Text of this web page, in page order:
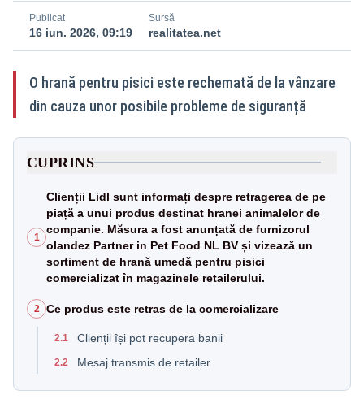
Publicat
16 iun. 2026, 09:19
Sursă
realitatea.net
O hrană pentru pisici este rechemată de la vânzare
din cauza unor posibile probleme de siguranță
CUPRINS
1
Clienții Lidl sunt informați despre retragerea de pe
piață a unui produs destinat hranei animalelor de
companie. Măsura a fost anunțată de furnizorul
olandez Partner in Pet Food NL BV și vizează un
sortiment de hrană umedă pentru pisici
comercializat în magazinele retailerului.
2 Ce produs este retras de la comercializare
2.1 Clienții își pot recupera banii
2.2 Mesaj transmis de retailer